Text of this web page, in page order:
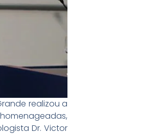
realizou a
Dr. Victor